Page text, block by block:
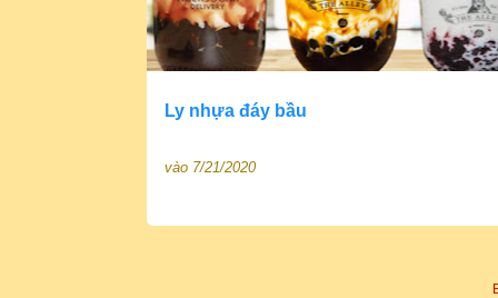
Ly nhựa đáy bầu
vào 7/21/2020